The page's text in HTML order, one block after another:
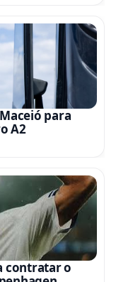
para
A2
contratar o